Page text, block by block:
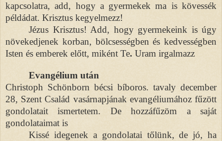
kapcsolatra, add, hogy a gyermekek ma is kövessék
példádat. Krisztus kegyelmezz!
Jézus Krisztus! Add, hogy gyermekeink is úgy
növekedjenek korban, bölcsességben és kedvességben
Isten és emberek előtt, miként Te. Uram irgalmazz
Evangélium után
Christoph Schönborn bécsi bíboros. tavaly december
28, Szent Család vasárnapjának evangéliumához fűzött
gondolatait ismertetem. De hozzáfűzöm a saját
gondolataimat is
Kissé idegenek a gondolatai tőlünk, de jó, ha